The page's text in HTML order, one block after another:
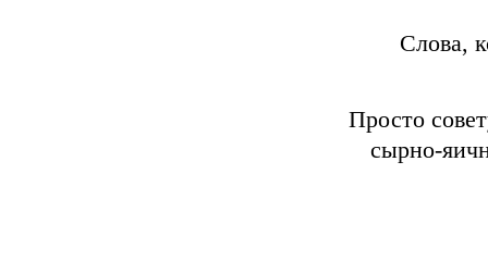
Слова,
Просто
сырно-